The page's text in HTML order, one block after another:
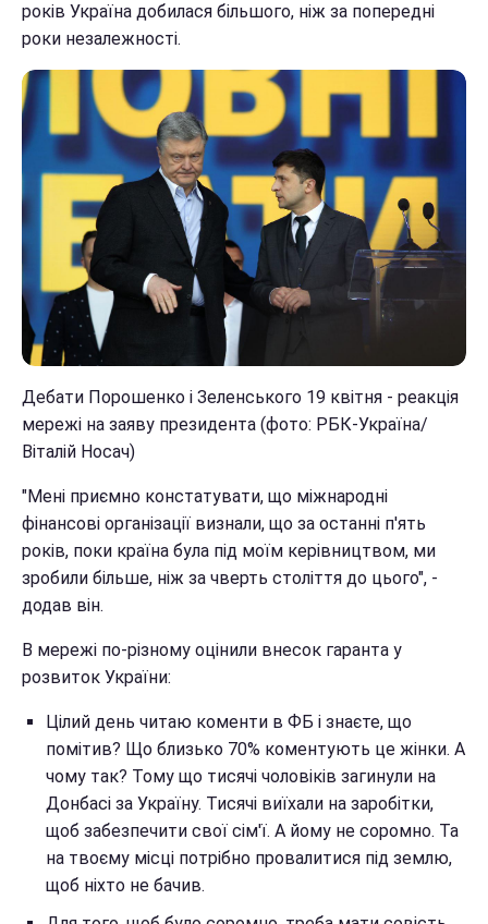
років Україна добилася більшого, ніж за попередні
роки незалежності.
Дебати Порошенко і Зеленського 19 квітня - реакція
мережі на заяву президента (фото: РБК-Україна/
Віталій Носач)
"Мені приємно констатувати, що міжнародні
фінансові організації визнали, що за останні п'ять
років, поки країна була під моїм керівництвом, ми
зробили більше, ніж за чверть століття до цього", -
додав він.
В мережі по-різному оцінили внесок гаранта у
розвиток України:
Цілий день читаю коменти в ФБ і знаєте, що
помітив? Що близько 70% коментують це жінки. А
чому так? Тому що тисячі чоловіків загинули на
Донбасі за Україну. Тисячі виїхали на заробітки,
щоб забезпечити свої сім'ї. А йому не соромно. Та
на твоєму місці потрібно провалитися під землю,
щоб ніхто не бачив.